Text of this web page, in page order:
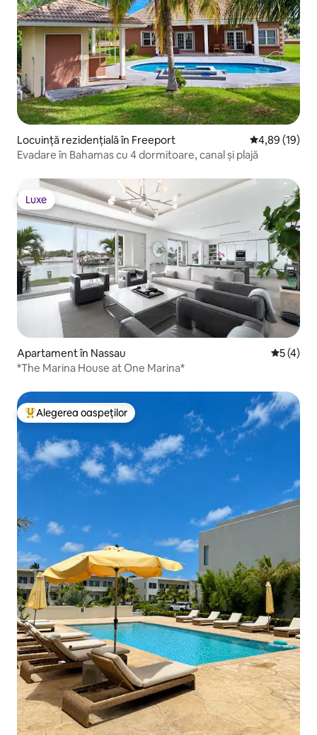
Locuință rezidențială în Freeport Scor mediu
4,89 (19)
Evadare în Bahamas cu 4 dormitoare, canal și plajă
Luxe
Luxe
Apartament în Nassau Scor
5 (4)
*The Marina House at One Marina*
Locuință din topul categoriei Alegerea oaspeților
Alegerea oaspeților